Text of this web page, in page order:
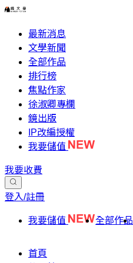
最新消息
文學新聞
全部作品
排行榜
焦點作家
徐淑卿專欄
鏡出版
IP改編授權
我要儲值
我要收費
登入/註冊
我要儲值 全部作品
首頁